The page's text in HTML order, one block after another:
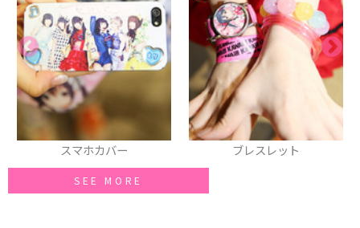
スマホカバー ブレスレット
SEE MORE